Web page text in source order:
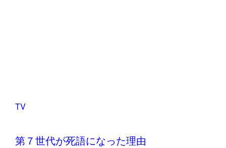
TV
第７世代が死語になった理由